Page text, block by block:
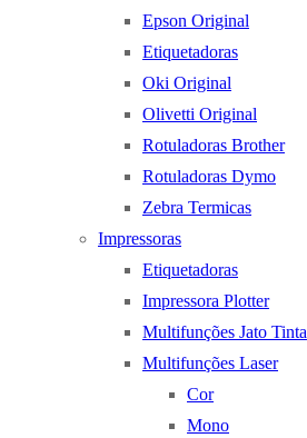
Epson Original
Etiquetadoras
Oki Original
Olivetti Original
Rotuladoras Brother
Rotuladoras Dymo
Zebra Termicas
Impressoras
Etiquetadoras
Impressora Plotter
Multifunções Jato Tinta
Multifunções Laser
Cor
Mono